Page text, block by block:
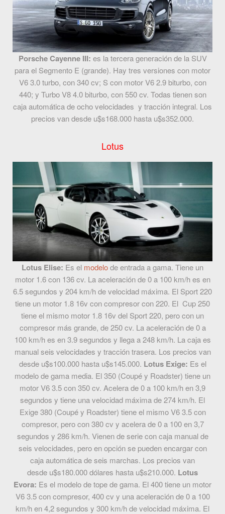
Porsche Cayenne III: es la tercera generación de la SUV
para el Segmento E (grande). Hay tres versiones con motor
V6 3.0 turbo, con 340 cv; S con motor V6 2.9 biturbo, con
440; y Turbo V8 4.0 biturbo, con 550 cv. Todas tienen son
caja automática de ocho velocidades y tracción integral. Los
precios van desde u$s168.000 hasta u$s352.000.
Lotus
Lotus Elise: Es el modelode entrada a gama. Tiene un
motor 1.6 con 136 cv. La aceleración de 0 a 100 km/h es en
6.5 segundos y 204 km/h de velocidad máxima. El Sport 220
tiene un motor 1.8 16v con compresor con 220. El Cup 250
tiene el mismo motor 1.8 16v del Sport 220, pero con un
compresor más grande, de 250 cv. La aceleración de 0 a
100 km/h es en 3.9 segundos y llega a 248 km/h. La caja es
manual seis velocidades y tracción trasera. Los precios van
desde u$s100.000 hasta u$s145.000. Lotus Exige: Es el
modelo de gama media. El 350 (Coupé y Roadster) tiene un
motor V6 3.5 con 350 cv. Acelera de 0 a 100 km/h en 3,9
segundos y tiene una velocidad máxima de 274 km/h. El
Exige 380 (Coupé y Roadster) tiene el mismo V6 3.5 con
compresor, pero con 380 cv y acelera de 0 a 100 en 3,7
segundos y 286 km/h. Vienen de serie con caja manual de
seis velocidades, pero en opción se pueden encargar con
caja automática de seis marchas. Los precios van
desde u$s180.000 dólares hasta u$s210.000. Lotus
Evora: Es el modelo de tope de gama. El 400 tiene un motor
V6 3.5 con compresor, 400 cv y una aceleración de 0 a 100
km/h en 4,2 segundos y 300 km/h de velocidad máxima. El